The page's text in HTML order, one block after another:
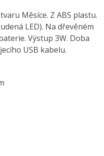
Měsíce. Z ABS plastu.
LED). Na dřevěném
Výstup 3W. Doba
USB kabelu.